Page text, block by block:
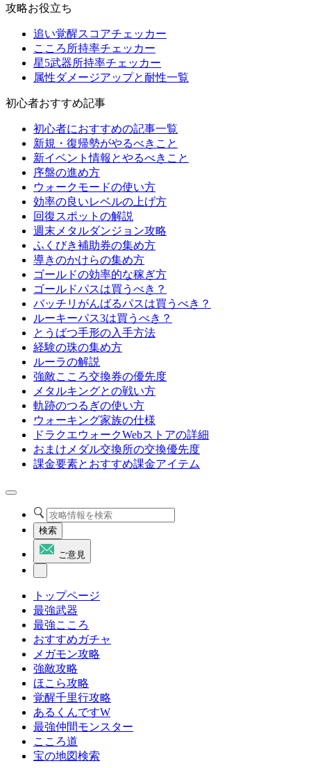
攻略お役立ち
追い覚醒スコアチェッカー
こころ所持率チェッカー
星5武器所持率チェッカー
属性ダメージアップと耐性一覧
初心者おすすめ記事
初心者におすすめの記事一覧
新規・復帰勢がやるべきこと
新イベント情報とやるべきこと
序盤の進め方
ウォークモードの使い方
効率の良いレベルの上げ方
回復スポットの解説
週末メタルダンジョン攻略
ふくびき補助券の集め方
導きのかけらの集め方
ゴールドの効率的な稼ぎ方
ゴールドパスは買うべき？
バッチリがんばるパスは買うべき？
ルーキーパス3は買うべき？
とうばつ手形の入手方法
経験の珠の集め方
ルーラの解説
強敵こころ交換券の優先度
メタルキングとの戦い方
軌跡のつるぎの使い方
ウォーキング家族の仕様
ドラクエウォークWebストアの詳細
おまけメダル交換所の交換優先度
課金要素とおすすめ課金アイテム
検索
ご意見
トップページ
最強武器
最強こころ
おすすめガチャ
メガモン攻略
強敵攻略
ほこら攻略
覚醒千里行攻略
あるくんですW
最強仲間モンスター
こころ道
宝の地図検索